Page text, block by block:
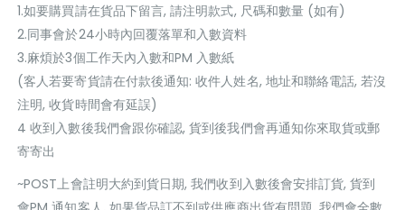
1.如要購買請在貨品下留言, 請注明款式, 尺碼和數量 (如有)
2.同事會於24小時內回覆落單和入數資料
3.麻煩於3個工作天內入數和PM 入數紙
(客人若要寄貨請在付款後通知: 收件人姓名, 地址和聯絡電話, 若沒
注明, 收貨時間會有延誤)
4 收到入數後我們會跟你確認, 貨到後我們會再通知你來取貨或郵
寄寄出
~POST上會註明大約到貨日期, 我們收到入數後會安排訂貨, 貨到